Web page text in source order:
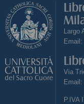
Largo
Email:
Via
Email:
P.IVA